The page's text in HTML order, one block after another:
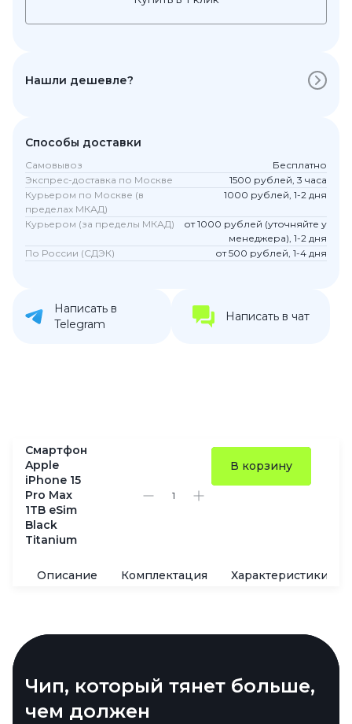
Нашли дешевле?
Способы доставки
Самовывоз
Бесплатно
Экспрес-доставка по Москве
1500 рублей, 3 часа
Курьером по Москве (в
пределах МКАД)
1000 рублей, 1-2 дня
Курьером (за пределы МКАД)
от 1000 рублей (уточняйте у
менеджера), 1-2 дня
По России (СДЭК)
от 500 рублей, 1-4 дня
Написать в
Telegram
Написать в чат
Смартфон
Apple
iPhone 15
Pro Max
1TB eSim
Black
Titanium
В корзину
Описание Комплектация Характеристики
Титан, стиль и немного веса
меньше
Чип, который тянет больше,
чем должен
Зум, способный на многое
AI в стиле Apple — теперь и
на iPhone